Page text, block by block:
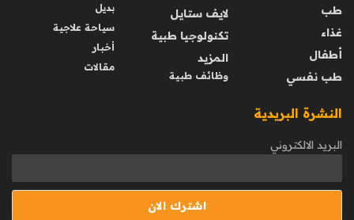
طب
غذاء
أطفال
طب نفسي
لايف ستايل
تكنولوجيا طبية
المزيد
وظائف طبية
بديل
سياحة علاجية
أخبار
مقالات
النشرة البريدية
البريد الالكتروني